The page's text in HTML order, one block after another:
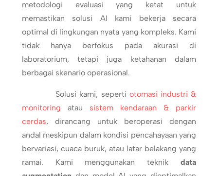
metodologi evaluasi yang ketat untuk
memastikan solusi AI kami bekerja secara
optimal di lingkungan nyata yang kompleks. Kami
tidak hanya berfokus pada akurasi di
laboratorium, tetapi juga ketahanan dalam
berbagai skenario operasional.
Solusi kami, seperti otomasi industri &
monitoring atau sistem kendaraan & parkir
cerdas, dirancang untuk beroperasi dengan
andal meskipun dalam kondisi pencahayaan yang
bervariasi, cuaca buruk, atau latar belakang yang
ramai. Kami menggunakan teknikdata